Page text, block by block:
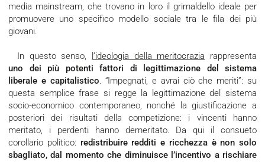
media mainstream, che trovano in loro il grimaldello ideale per
promuovere uno specifico modello sociale tra le fila dei più
giovani.
In questo senso, l’ideologia della meritocrazia rappresenta
uno dei più potenti fattori di legittimazione del sistema
liberale e capitalistico. “Impegnati, e avrai ciò che meriti”: su
questa semplice frase si regge la legittimazione del sistema
socio-economico contemporaneo, nonché la giustificazione a
posteriori dei risultati della competizione: i vincenti hanno
meritato, i perdenti hanno demeritato. Da qui il consueto
corollario politico: redistribuire redditi e ricchezza è non solo
sbagliato, dal momento che diminuisce l’incentivo a rischiare